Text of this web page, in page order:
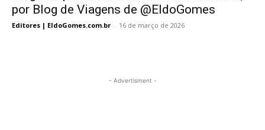
por Blog de Viagens de @EldoGomes
Editores | EldoGomes.com.br - 16 de março de 2026
- Advertisment -